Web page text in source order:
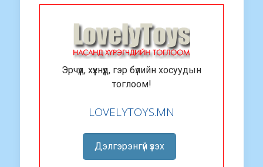
Эрчүүд, хүүхнүүд, гэр бүлийн хосуудын
тоглоом!
LOVELYTOYS.MN
Дэлгэрэнгүй үзэх